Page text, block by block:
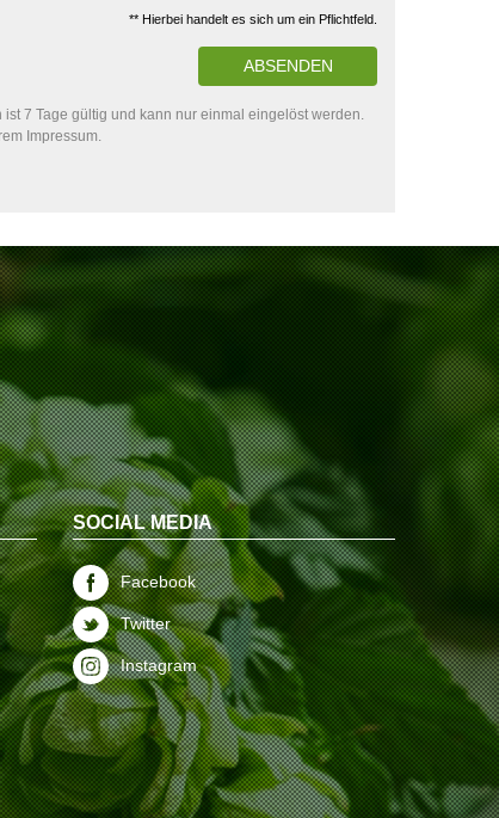
** Hierbei handelt es sich um ein Pflichtfeld.
ABSENDEN
7 Tage gültig und kann nur einmal eingelöst werden.
Impressum.
SOCIAL MEDIA
Facebook
Twitter
Instagram